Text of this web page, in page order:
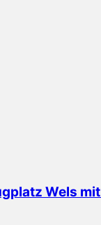
Wels mit